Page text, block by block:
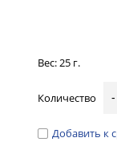
Вес: 25 г.
Количество -
Добавить к